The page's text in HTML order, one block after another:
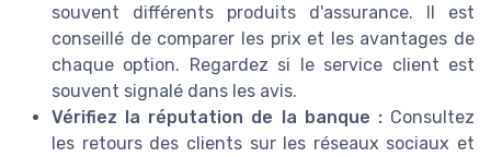
souvent différents produits d'assurance. Il est
conseillé de comparer les prix et les avantages de
chaque option. Regardez si le service client est
souvent signalé dans les avis.
Vérifiez la réputation de la banque :Consultez
les retours des clients sur les réseaux sociaux et